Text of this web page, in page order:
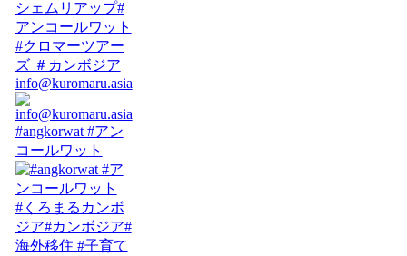
info@kuromaru.asia
#angkorwat #アン
コールワット
#くろまるカンボ
ジア#カンボジア#
海外移住 #子育て